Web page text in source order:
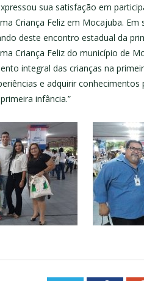
sua satisfação em
Criança Feliz em Mocajuba. Em
deste encontro estadual da
Criança Feliz do município de
integral das crianças na
e adquirir
infância.”